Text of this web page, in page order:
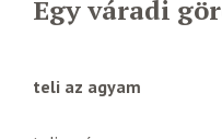
Egy váradi
teli az agyam